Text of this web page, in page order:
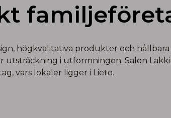
högkvalitativa produkter och hållbara
utsträckning i utformningen. Salon
vars lokaler ligger i Lieto.